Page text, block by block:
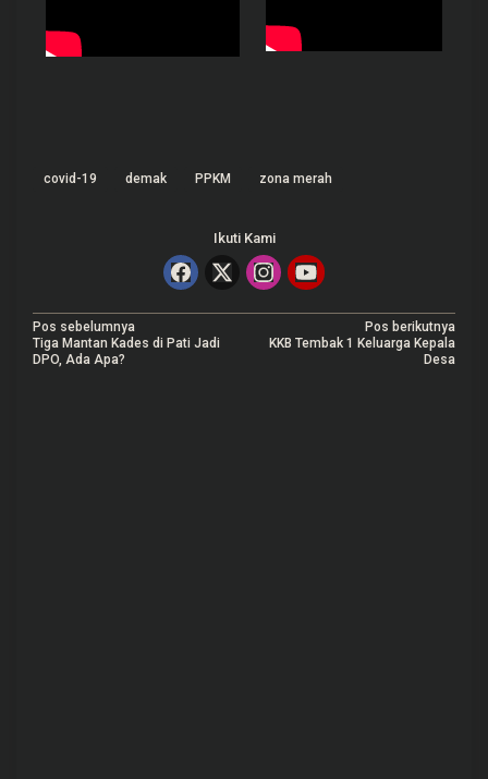
covid-19 demak PPKM zona merah
Ikuti Kami
N
a
Pos sebelumnya
Tiga Mantan Kades di Pati Jadi
DPO, Ada Apa?
Pos berikutnya
KKB Tembak 1 Keluarga Kepala
Desa